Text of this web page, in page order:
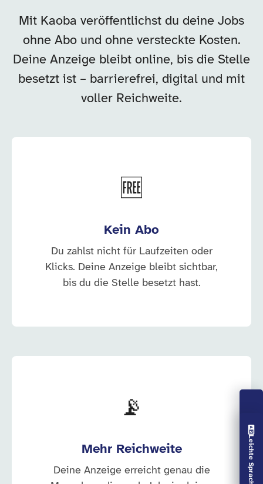
Vorlesen aus
Leichte Sprache aus
Mit Kaoba veröffentlichst du deine Jobs
ohne Abo und ohne versteckte Kosten.
Deine Anzeige bleibt online, bis die Stelle
besetzt ist – barrierefrei, digital und mit
voller Reichweite.
🆓
Kein Abo
Du zahlst nicht für Laufzeiten oder
Klicks. Deine Anzeige bleibt sichtbar,
bis du die Stelle besetzt hast.
📡
Mehr Reichweite
Deine Anzeige erreicht genau die